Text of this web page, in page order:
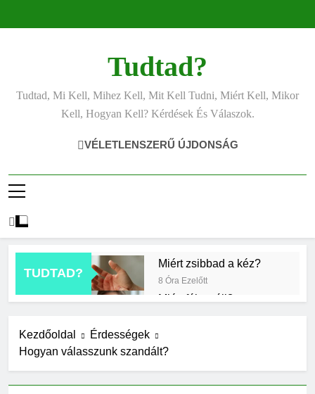
Tudtad?
Tudtad, Mi Kell, Mihez Kell, Mit Kell Tudni, Miért Kell, Mikor
Kell, Hogyan Kell? Kérdések És Válaszok.
VÉLETLENSZERŰ ÚJDONSÁG
TUDTAD?
Miért zsibbad a kéz?
8 Óra Ezelőtt
Miért fáj a váll?
24 Óra Ezelőtt
Mennyi a
végkielégítés?
Kezdőoldal
Érdességek
Hogyan válasszunk szandált?